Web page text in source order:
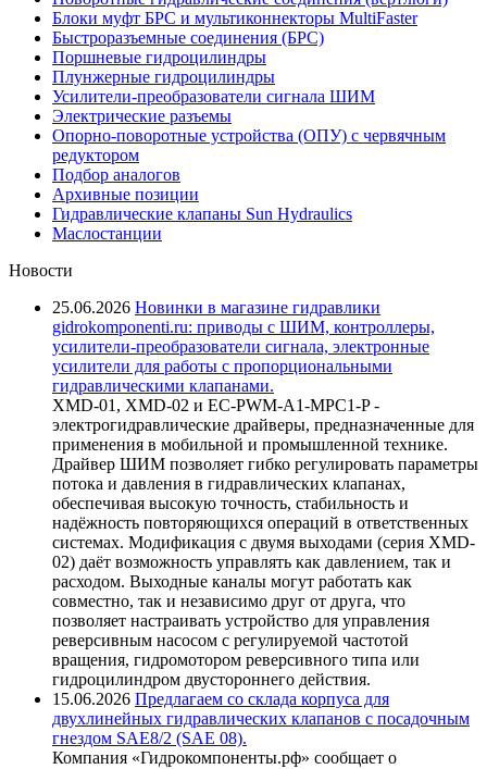
Блоки муфт БРС и мультиконнекторы MultiFaster
Быстроразъемные соединения (БРС)
Поршневые гидроцилиндры
Плунжерные гидроцилиндры
Усилители-преобразователи сигнала ШИМ
Электрические разъемы
Опорно-поворотные устройства (ОПУ) с червячным
редуктором
Подбор аналогов
Архивные позиции
Гидравлические клапаны Sun Hydraulics
Маслостанции
Новости
25.06.2026 Новинки в магазине гидравлики
gidrokomponenti.ru: приводы с ШИМ, контроллеры,
усилители-преобразователи сигнала, электронные
усилители для работы с пропорциональными
гидравлическими клапанами.
XMD-01, XMD-02 и EC-PWM-A1-MPC1-P -
электрогидравлические драйверы, предназначенные для
применения в мобильной и промышленной технике.
Драйвер ШИМ позволяет гибко регулировать параметры
потока и давления в гидравлических клапанах,
обеспечивая высокую точность, стабильность и
надёжность повторяющихся операций в ответственных
системах. Модификация с двумя выходами (серия XMD-
02) даёт возможность управлять как давлением, так и
расходом. Выходные каналы могут работать как
совместно, так и независимо друг от друга, что
позволяет настраивать устройство для управления
реверсивным насосом с регулируемой частотой
вращения, гидромотором реверсивного типа или
гидроцилиндром двустороннего действия.
15.06.2026 Предлагаем со склада корпуса для
двухлинейных гидравлических клапанов с посадочным
гнездом SAE8/2 (SAE 08).
Компания «Гидрокомпоненты.рф» сообщает о